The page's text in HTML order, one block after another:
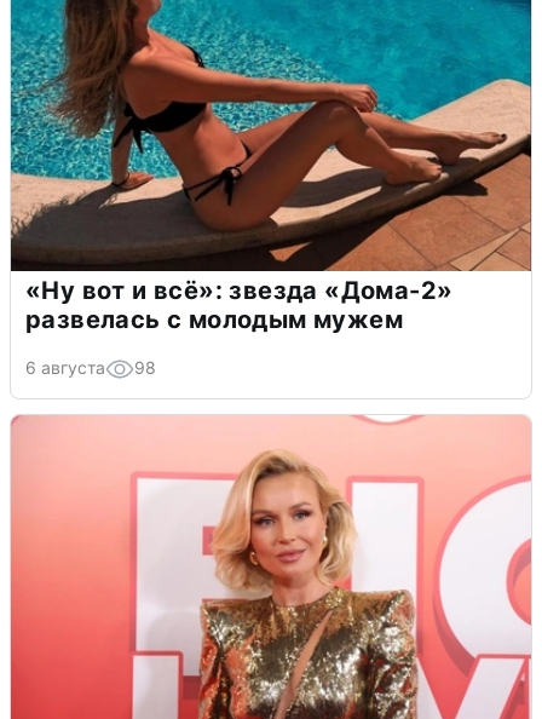
«Ну вот и всё»: звезда «Дома-2»
развелась с молодым мужем
6 августа 98